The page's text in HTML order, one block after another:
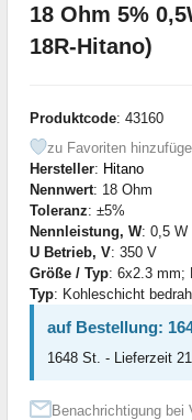
18 Ohm 5%
18R-Hitano)
Produktcode: 43160
zu Favoriten
Hersteller: Hitano
Nennwert: 18 Ohm
Toleranz: ±5%
Nennleistung, W: 0,5 W
U Betrieb, V: 350 V
Größe / Typ: 6x2.3 mm;
Typ: Kohleschicht
auf Bestellung:
1648 St. - Lieferzeit
Benachrichtigung bei